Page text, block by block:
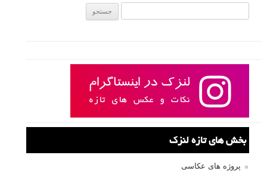
بخش های تازه لنزک
پروژه های عکاسی